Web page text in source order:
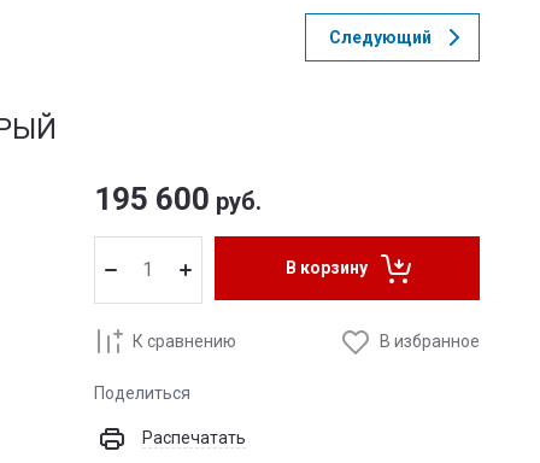
Следующий
195 600 руб.
В корзину
К сравнению В избранное
Поделиться
Распечатать